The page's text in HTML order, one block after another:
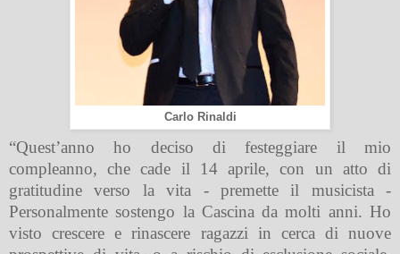
Carlo Rinaldi
“Quest’anno ho deciso di festeggiare il mio
compleanno, che cade il 14 aprile, con un atto di
gratitudine verso la vita - premette il musicista -
Personalmente sostengo la Cascina da molti anni. Ho
visto crescere e rinascere ragazzi in cerca di nuove